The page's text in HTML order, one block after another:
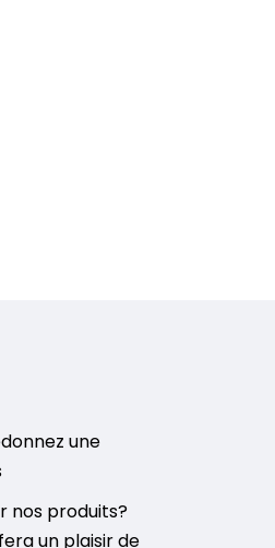
une
nos produits?
un plaisir de